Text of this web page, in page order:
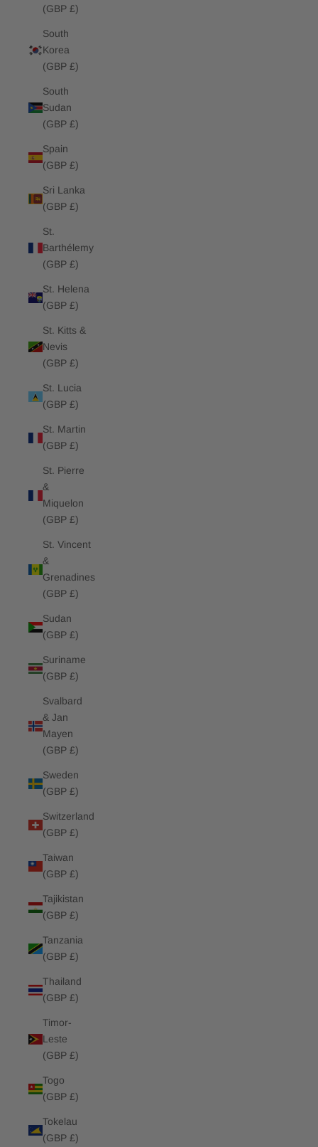
(GBP £)
South
Korea
(GBP £)
South
Sudan
(GBP £)
Spain
(GBP £)
Sri Lanka
(GBP £)
St.
Barthélemy
(GBP £)
St. Helena
(GBP £)
St. Kitts &
Nevis
(GBP £)
St. Lucia
(GBP £)
St. Martin
(GBP £)
St. Pierre
&
Miquelon
(GBP £)
St. Vincent
&
Grenadines
(GBP £)
Sudan
(GBP £)
Suriname
(GBP £)
Svalbard
& Jan
Mayen
(GBP £)
Sweden
(GBP £)
Switzerland
(GBP £)
Taiwan
(GBP £)
Tajikistan
(GBP £)
Tanzania
(GBP £)
Thailand
(GBP £)
Timor-
Leste
(GBP £)
Togo
(GBP £)
Tokelau
(GBP £)